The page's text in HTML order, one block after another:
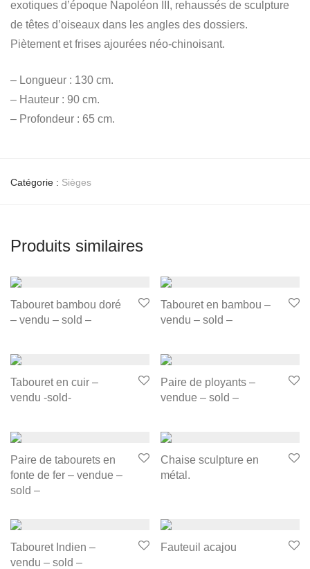
exotiques d’époque Napoléon III, rehaussés de sculpture
de têtes d’oiseaux dans les angles des dossiers.
Piètement et frises ajourées néo-chinoisant.
– Longueur : 130 cm.
– Hauteur : 90 cm.
– Profondeur : 65 cm.
Catégorie : Sièges
Produits similaires
Tabouret bambou doré
– vendu – sold –
Tabouret en bambou –
vendu – sold –
Tabouret en cuir –
vendu -sold-
Paire de ployants –
vendue – sold –
Paire de tabourets en
fonte de fer – vendue –
sold –
Chaise sculpture en
métal.
Tabouret Indien –
vendu – sold –
Fauteuil acajou